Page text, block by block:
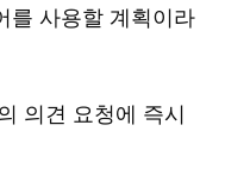
를 사용할 계획이라
의견 요청에 즉시